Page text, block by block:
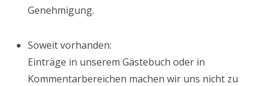
Genehmigung.
Soweit vorhanden:
Einträge in unserem Gästebuch oder in
Kommentarbereichen machen wir uns nicht zu